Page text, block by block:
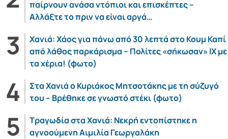
παίρνουν ανάσα ντόπιοι και επισκέπτες –
Αλλάξτε το πριν να είναι αργά…
Χανιά: Χάος για πάνω από 30 λεπτά στο Κουμ Καπί
από λάθος παρκάρισμα – Πολίτες «σήκωσαν» ΙΧ με
τα χέρια! (φωτο)
Στα Χανιά ο Κυριάκος Μητσοτάκης με τη σύζυγό
του – Βρέθηκε σε γνωστό στέκι (φωτο)
Τραγωδία στα Χανιά: Νεκρή εντοπίστηκε η
αγνοούμενη Αιμιλία Γεωργαλάκη